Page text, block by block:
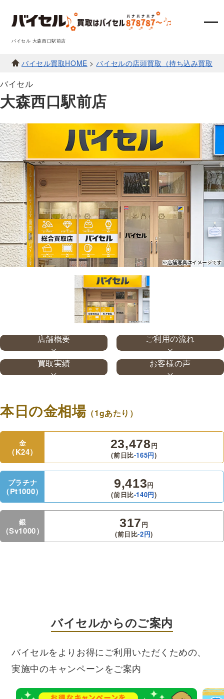
バイセル 大森西口駅前店
バイセル買取HOME >バイセルの店頭買取（持ち込み買取）
バイセル
大森西口駅前店
店舗概要 ご利用の流れ
買取実績 お客様の声
本日の金相場（1gあたり）
金
（K24）
23,478 円
(前日比-165円)
プラチナ
（Pt1000）
9,413 円
(前日比-140円)
銀
（Sv1000）
317 円
(前日比-2円)
バイセルからのご案内
バイセルをよりお得にご利用いただくための、
実施中のキャンペーンをご案内